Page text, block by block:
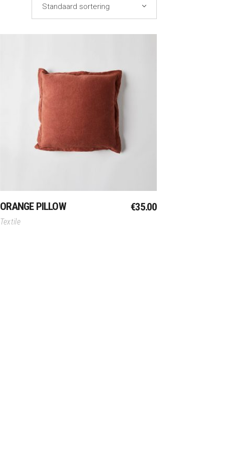
Standaard sortering
Toevoegen Aan Winkelwagen
ORANGE PILLOW €35.00
Textile